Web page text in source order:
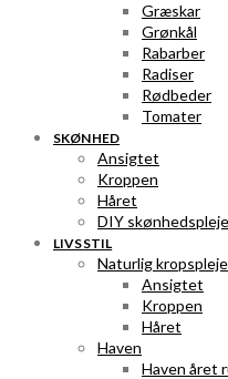
Græskar
Grønkål
Rabarber
Radiser
Rødbeder
Tomater
SKØNHED
Ansigtet
Kroppen
Håret
DIY skønhedspleje
LIVSSTIL
Naturlig kropspleje
Ansigtet
Kroppen
Håret
Haven
Haven året